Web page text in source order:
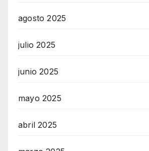
agosto 2025
julio 2025
junio 2025
mayo 2025
abril 2025